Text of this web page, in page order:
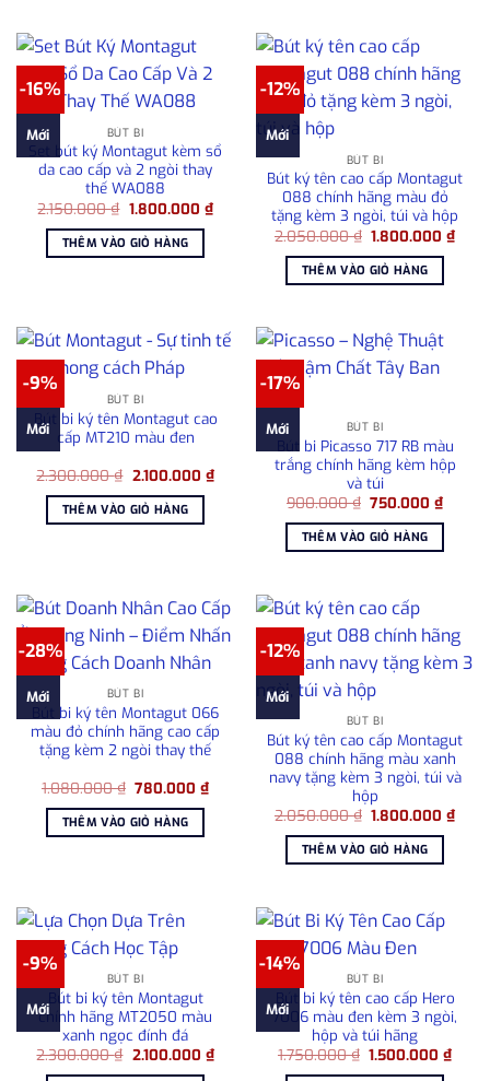
-16%
Mới BÚT BI
Set bút ký Montagut kèm sổ
da cao cấp và 2 ngòi thay
thế WA088
2.150.000₫ Giá
là:
2.150.000 ₫.
1.800.000 ₫Giá
hiện
1.800.000 ₫.
THÊM VÀO GIỎ HÀNG
-12%
Mới
BÚT BI
Bút ký tên cao cấp Montagut
088 chính hãng màu đỏ
tặng kèm 3 ngòi, túi và hộp
2.050.000₫ Giá
là:
2.050.000 ₫.
1.800.000₫Giá
hiện
THÊM VÀO GIỎ HÀNG
-9%
Mới
BÚT BI
Bút bi ký tên Montagut cao
cấp MT210 màu đen
2.300.000₫ Giá
là:
2.300.000 ₫.
2.100.000 ₫Giá
hiện
2.100.000 ₫.
THÊM VÀO GIỎ HÀNG
-17%
Mới BÚT BI
Bút bi Picasso 717 RB màu
trắng chính hãng kèm hộp
và túi
900.000₫ Giá
là:
900.000 ₫.
750.000₫Giá
hiện
THÊM VÀO GIỎ HÀNG
-28%
Mới BÚT BI
Bút bi ký tên Montagut 066
màu đỏ chính hãng cao cấp
tặng kèm 2 ngòi thay thế
1.080.000₫ Giá
là:
1.080.000 ₫.
780.000₫Giá
hiện
THÊM VÀO GIỎ HÀNG
-12%
Mới
BÚT BI
Bút ký tên cao cấp Montagut
088 chính hãng màu xanh
navy tặng kèm 3 ngòi, túi và
hộp
2.050.000₫ Giá
là:
2.050.000 ₫.
1.800.000₫Giá
hiện
THÊM VÀO GIỎ HÀNG
-9%
Mới
BÚT BI
Bút bi ký tên Montagut
chính hãng MT2050 màu
xanh ngọc đính đá
2.300.000₫ Giá
2.100.000 ₫Giá
-14%
Mới
BÚT BI
Bút bi ký tên cao cấp Hero
7006 màu đen kèm 3 ngòi,
hộp và túi hãng
1.750.000₫ Giá
1.500.000₫Giá